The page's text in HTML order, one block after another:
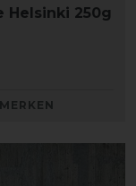
Helsinki 250g